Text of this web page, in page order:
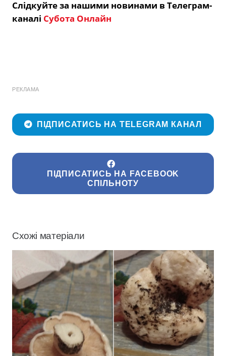
Слідкуйте за нашими новинами в Телеграм-
каналі Субота Онлайн
РЕКЛАМА
ПІДПИСАТИСЬ НА TELEGRAM КАНАЛ
ПІДПИСАТИСЬ НА FACEBOOK
СПІЛЬНОТУ
Схожі матеріали